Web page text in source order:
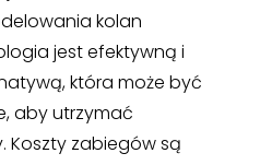
kolan
jest efektywną i
która może być
aby utrzymać
Koszty zabiegów są